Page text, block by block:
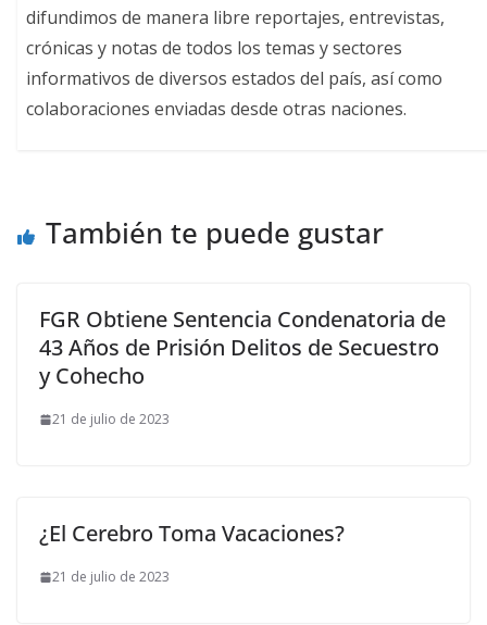
difundimos de manera libre reportajes, entrevistas,
crónicas y notas de todos los temas y sectores
informativos de diversos estados del país, así como
colaboraciones enviadas desde otras naciones.
También te puede gustar
FGR Obtiene Sentencia Condenatoria de
43 Años de Prisión Delitos de Secuestro
y Cohecho
21 de julio de 2023
¿El Cerebro Toma Vacaciones?
21 de julio de 2023